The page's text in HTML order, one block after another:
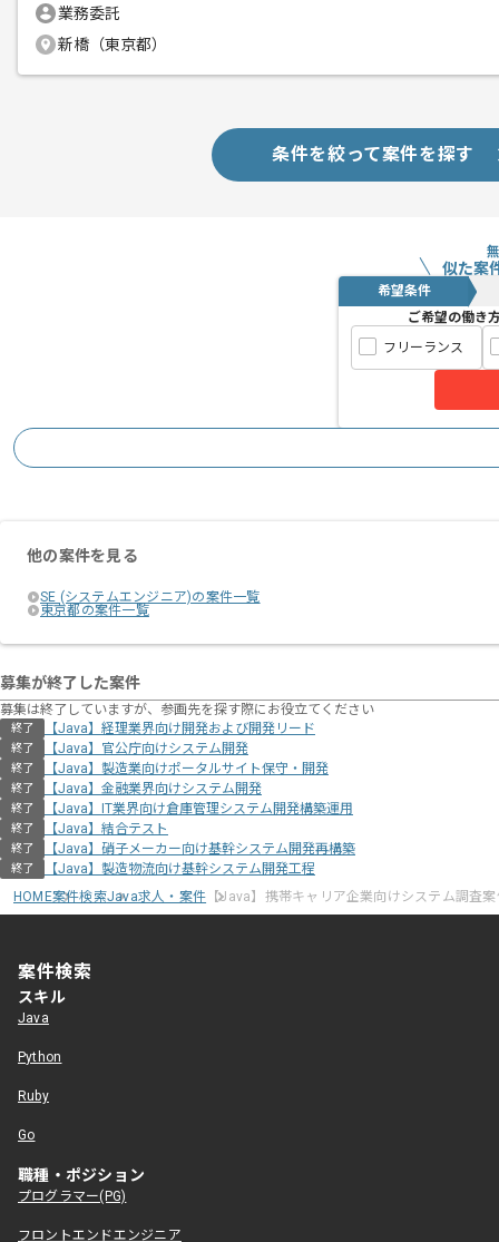
業務委託
新橋（東京都）
条件を絞って案件を探す
似た案
希望条件
ご希望の働き
フリーランス
他の案件を見る
SE (システムエンジニア)の案件一覧
東京都の案件一覧
募集が終了した案件
募集は終了していますが、参画先を探す際にお役立てください
終了 【Java】経理業界向け開発および開発リード
終了 【Java】官公庁向けシステム開発
終了 【Java】製造業向けポータルサイト保守・開発
終了 【Java】金融業界向けシステム開発
終了 【Java】IT業界向け倉庫管理システム開発構築運用
終了 【Java】結合テスト
終了 【Java】硝子メーカー向け基幹システム開発再構築
終了
【Java】製造物流向け基幹システム開発工程
HOME案件検索Java求人・案件 【Java】携帯キャリア企業向けシステム調査案
案件検索
スキル
Java
Python
Ruby
Go
職種・ポジション
プログラマー(PG)
フロントエンドエンジニア